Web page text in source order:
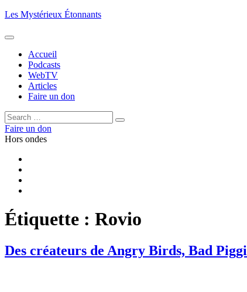
Aller
contenu
Les Mystérieux Étonnants
Accueil
Podcasts
WebTV
Articles
Faire un don
Rechercher :
Rechercher
Faire un don
Hors ondes
Étiquette : Rovio
Des créateurs de Angry Birds, Bad